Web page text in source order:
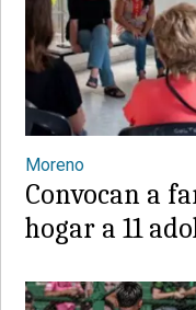
Moreno
Convocan a
hogar a 11